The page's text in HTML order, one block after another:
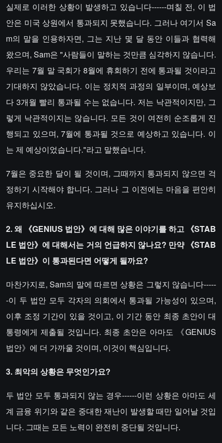
실제로 이러한 상황이 발생하고 있습니다------며칠 전, 이 법
안은 미국 상원에서 통과되지 못했습니다. 그러나 여기서 Sa
m의 말을 인용하자면, 그는 지난 몇 달 동안 이들과 협력해
왔으며, Sam은 "사람들이 말하는 것만큼 심각하지 않습니다.
우리는 7월 말 국회가 8월에 휴회하기 전에 통과될 것이라고
기대하지 않았습니다. 이는 정치적 과정의 일부이며, 예상보
다 3개월 빨리 통과될 수는 없습니다. 저는 낙관적이지만, 그
렇게 낙관적이지는 않습니다. 모든 것이 여전히 순조롭게 진
행되고 있으며, 7월에 통과될 것으로 예상하고 있습니다. 이
는 제 예상이었습니다."라고 말했습니다.
7월은 중요한 달이 될 것이며, 그때까지 통과되지 않으면 걱
정하기 시작해야 합니다. 그러나 그 이전에는 마음을 편안히
유지하십시오.
2. 왜 《GENIUS 법안》에 대해 많은 이야기를 하고 《STAB
LE 법안》에 대해서는 거의 언급하지 않나요? 만약 《STAB
LE 법안》이 통과된다면 어떻게 될까요?
마찬가지로, Sam의 말에 따르면 상황은 그렇지 않습니다-----
-이 두 법안 모두 각자의 의회에서 통과될 가능성이 있으며,
이후 조정 기간이 있을 것이고, 이 기간 동안 최종 초안이 대
통령에게 제출될 것입니다. 최종 초안은 아마도 《GENIUS
법안》에 더 가까울 것이며, 이것이 핵심입니다.
3. 최악의 상황은 무엇인가요?
두 법안 모두 통과되지 않는 경우------이런 상황은 아마도 세
계 금융 위기와 같은 중대한 재난이 발생할 때만 일어날 것입
니다. 그때는 모든 노력이 완전히 중단될 것입니다.